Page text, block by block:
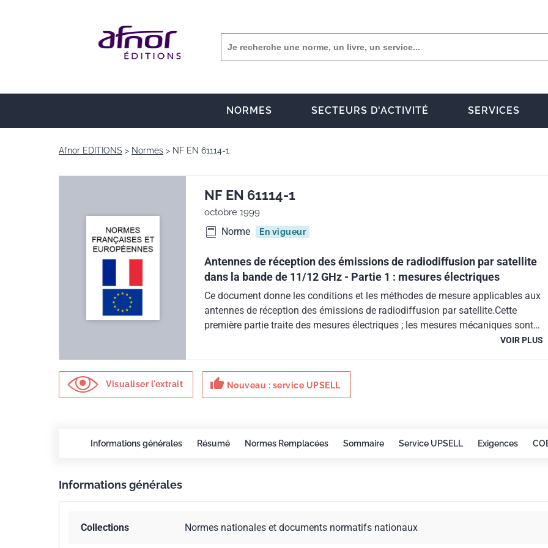
NORMES SECTEURS D'ACTIVITÉ SERVICES
Afnor EDITIONS Normes NF EN 61114-1
NF EN 61114-1
octobre 1999
Norme En vigueur
Antennes de réception des émissions de radiodiffusion par satellite
dans la bande de 11/12 GHz - Partie 1 : mesures électriques
Ce document donne les conditions et les méthodes de mesure applicables aux
antennes de réception des émissions de radiodiffusion par satellite.Cette
première partie traite des mesures électriques ; les mesures mécaniques sont
décrites dans la partie 2.Ce document ne traite pas des performances requises.
VOIR PLUS
Visualiser l'extrait thumb_up Nouveau : service UPSELL
Informations générales Résumé Normes Remplacées Sommaire Service UPSELL Exigences
Informations générales
Collections Normes nationales et documents normatifs nationaux